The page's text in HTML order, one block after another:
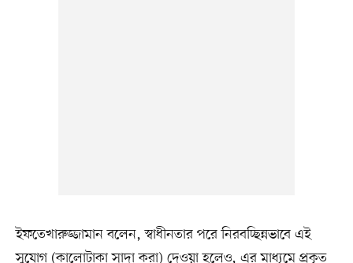
ইফতেখারুজ্জামান বলেন, স্বাধীনতার পরে নিরবচ্ছিন্নভাবে এই
সুযোগ (কালোটাকা সাদা করা) দেওয়া হলেও, এর মাধ্যমে প্রকৃত